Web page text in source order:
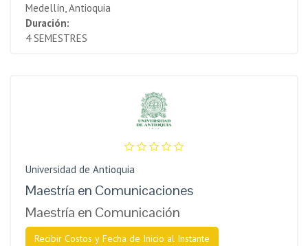
Medellín, Antioquia
Duración:
4 SEMESTRES
Universidad de Antioquia
Maestría en Comunicaciones
Maestría en Comunicación
Recibir Costos y Fecha de Inicio al Instante